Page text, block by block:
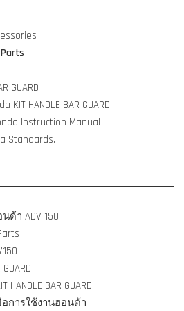
GUARD
HANDLE BAR GUARD
Instruction Manual
Standards.
า ADV 150
BAR GUARD
การใช้งานฮอนด้า